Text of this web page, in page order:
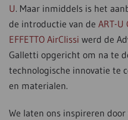
U. Maar inmiddels is het
de introductie van de ART-U
EFFETTO AirClissi werd de
Galletti opgericht om na te
technologische innovatie te
en materialen.
We laten ons inspireren